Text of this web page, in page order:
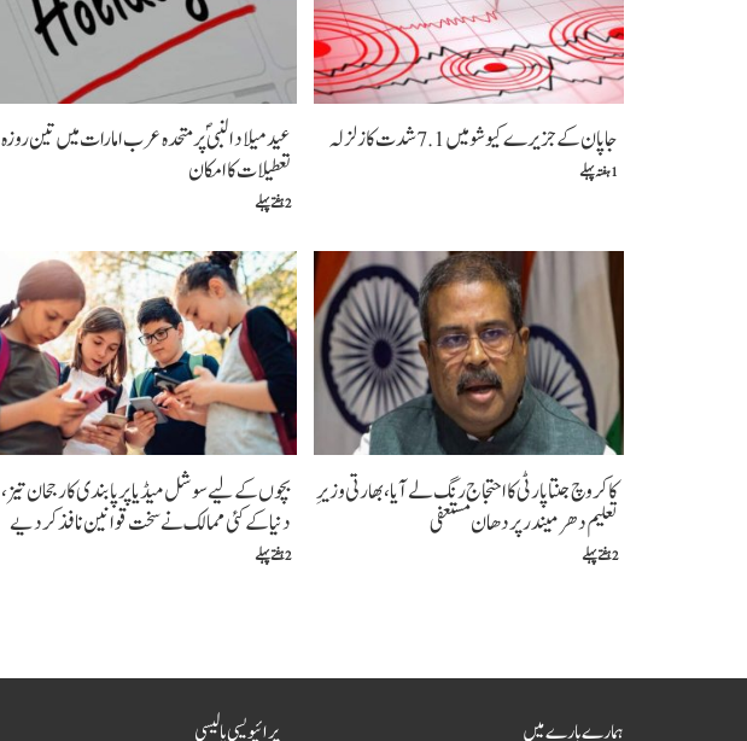
جاپان کے جزیرے کیوشو میں 7.1 شدت کا زلزلہ
1 ہفتہ پہلے
عید میلاد النبیؐ پر متحدہ عرب امارات میں تین روزہ
تعطیلات کا امکان
2 ہفتے پہلے
کاکروچ جنتا پارٹی کا احتجاج رنگ لے آیا، بھارتی وزیرِ
تعلیم دھرمیندر پردھان مستعفی
2 ہفتے پہلے
بچوں کے لیے سوشل میڈیا پر پابندی کا رجحان تیز،
دنیا کے کئی ممالک نے سخت قوانین نافذ کر دیے
2 ہفتے پہلے
ہمارے بارے میں پرائیویسی پالیسی